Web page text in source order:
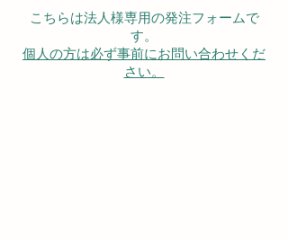
こちらは法人様専用の発注フォームで
す。
個人の方は必ず事前にお問い合わせくだ
さい。